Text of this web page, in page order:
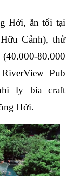
Hới, ăn tối tại
Cảnh), thử
80.000
RiverView Pub
ly bia craft
Hới.